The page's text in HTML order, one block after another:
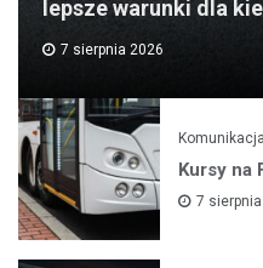
lepsze warunki dla
7 sierpnia 2026
Komunikacja
Kursy na
7